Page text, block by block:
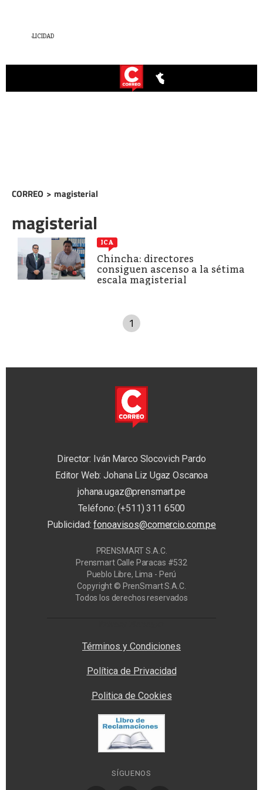
CORREO > magisterial
magisterial
ICA
Chincha: directores
consiguen ascenso a la sétima
escala magisterial
1
Director: Iván Marco Slocovich Pardo
Editor Web: Johana Liz Ugaz Oscanoa
johana.ugaz@prensmart.pe
Teléfono: (+511) 311 6500
Publicidad:fonoavisos@comercio.com.pe
PRENSMART S.A.C.
Prensmart Calle Paracas #532
Pueblo Libre, Lima - Perú
Copyright © PrenSmart S.A.C.
Todos los derechos reservados
Términos y Condiciones
Política de Privacidad
Politica de Cookies
SÍGUENOS